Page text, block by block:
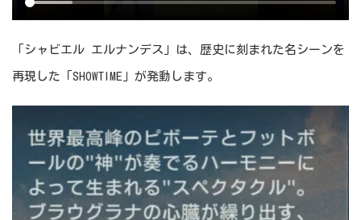
「シャビエル エルナンデス」は、歴史に刻まれた名シーンを
再現した「SHOWTIME」が発動します。